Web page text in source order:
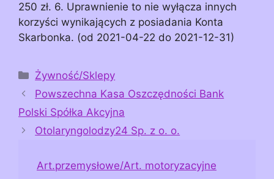
250 zł. 6. Uprawnienie to nie wyłącza innych
korzyści wynikających z posiadania Konta
Skarbonka. (od 2021-04-22 do 2021-12-31)
Kategorie
Żywność/Sklepy
Powszechna Kasa Oszczędności Bank
Polski Spółka Akcyjna
Otolaryngolodzy24 Sp. z o. o.
Art.przemysłowe/Art. motoryzacyjne